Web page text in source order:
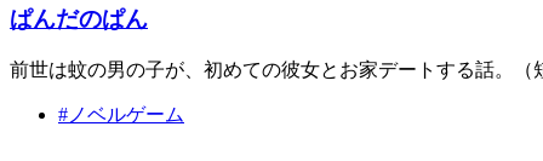
ぱんだのぱん
前世は蚊の男の子が、初めての彼女とお家デートする話。（
#ノベルゲーム